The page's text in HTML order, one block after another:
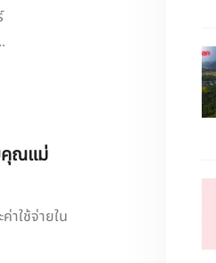
คุณแม่
าใช้จ่ายใน